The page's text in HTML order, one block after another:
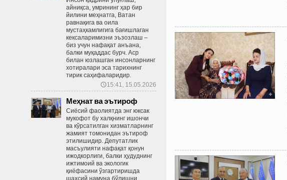
айниқса, умрининг ҳар бир
йилини меҳнатга, Ватан
равнақига ва оила
мустаҳкамлигига бағишлаган
кексаларимизни эъзозлаш –
биз учун нафақат анъана,
балки муқаддас бурч. Аср
билан юзлашган инсонларнинг
хотиралари эса тарихнинг
тирик саҳифаларидир.
🕔15:41, 15.05.2026
Меҳнат ва эътироф
Сиёсий фаолиятда энг юксак
мукофот бу халқнинг ишончи
ва кўрсатилган хизматларнинг
жамият томонидан эътироф
этилишидир. Депутатлик
масъулияти нафақат қонун
ижодкорлиги, балки ҳудуднинг
ижтимоий ва экологик
қиёфасини ўзгартиришда
шахсий намуна бўлишни